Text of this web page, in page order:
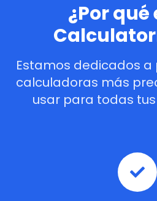
¿Por
Estamos dedicados
calculadoras más
usar para todas